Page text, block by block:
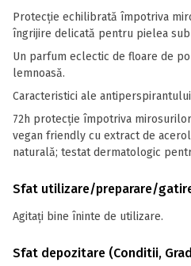
Protecție echilibrată împotriva
îngrijire delicată pentru pielea
Un parfum eclectic de floare de
lemnoasă.
Caracteristici ale antiperspirantului
72h protecție împotriva
vegan friendly cu extract de
naturală; testat dermatologic
Sfat utilizare/preparare/
Agitați bine îninte de utilizare.
Sfat depozitare (Conditii,